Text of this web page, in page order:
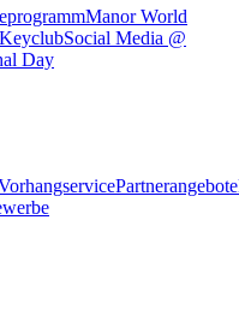
Manor World
Social Media @
Day
Partnerangebote